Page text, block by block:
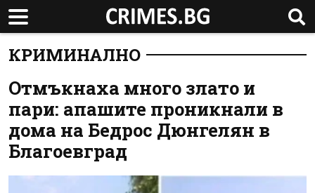
КРИМИНАЛНО
Отмъкнаха много злато и
пари: апашите проникнали в
дома на Бедрос Дюнгелян в
Благоевград